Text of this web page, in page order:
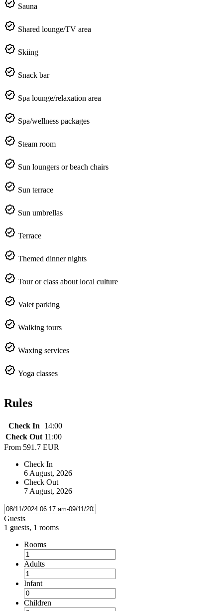
Sauna
Shared lounge/TV area
Skiing
Snack bar
Spa lounge/relaxation area
Spa/wellness packages
Steam room
Sun loungers or beach chairs
Sun terrace
Sun umbrellas
Terrace
Themed dinner nights
Tour or class about local culture
Valet parking
Walking tours
Waxing services
Yoga classes
Rules
Check In
14:00
Check Out 11:00
From 591.7 EUR
Check In
6 August, 2026
Check Out
7 August, 2026
Guests
1 guests, 1 rooms
Rooms
Adults
Infant
Children